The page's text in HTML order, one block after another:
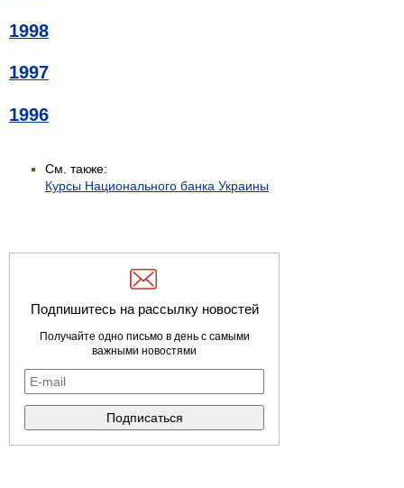
1998
1997
1996
См. также:
Курсы Национального банка Украины
Подпишитесь на рассылку новостей
Получайте одно письмо в день с самыми
важными новостями